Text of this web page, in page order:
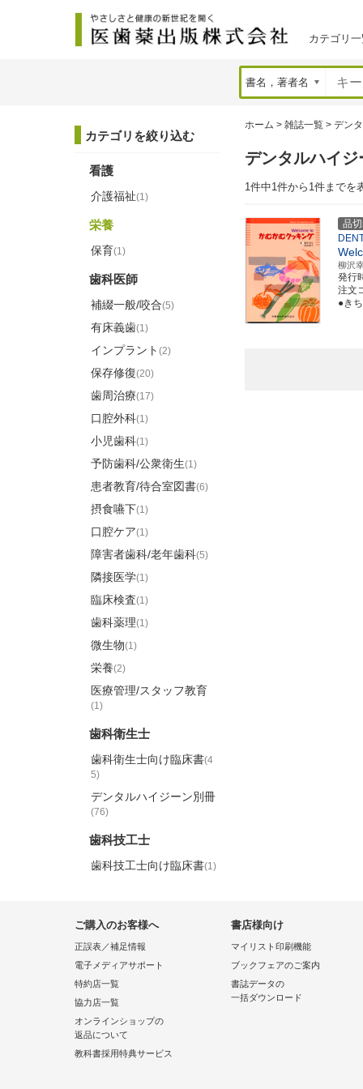
カテゴリ
ホーム > 雑誌一覧 > デン
デンタルハイ
1件中1件から1件までを
品
柳沢
発行
注文
●き
カテゴリを絞り込む
看護
介護福祉(1)
栄養
保育(1)
歯科医師
補綴一般/咬合(5)
有床義歯(1)
インプラント (2)
保存修復(20)
歯周治療(17)
口腔外科(1)
小児歯科(1)
予防歯科/公衆衛生(1)
患者教育/待合室図書(6)
摂食嚥下(1)
口腔ケア(1)
障害者歯科/老年歯科(5)
隣接医学(1)
臨床検査(1)
歯科薬理(1)
微生物(1)
栄養(2)
医療管理/スタッフ教育
(1)
歯科衛生士
歯科衛生士向け臨床書(4
5)
デンタルハイジーン別冊
(76)
歯科技工士
歯科技工士向け臨床書(1)
ご購入のお客様へ
正誤表／補足情報
電子メディアサポート
特約店一覧
協力店一覧
オンラインショップの
返品について
教科書採用特典サービス
書店様向け
マイリスト印刷機能
ブックフェアのご案内
書誌データの
一括ダウンロード